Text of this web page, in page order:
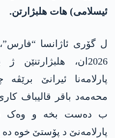
ئیسلامی) ھات ھلبژارتن.
2026ان،
پارلامەنا ئیرانێ
محه‌مه‌د باقر قالیباف کاری
پارلامەنێ د پۆستێ خوە دە